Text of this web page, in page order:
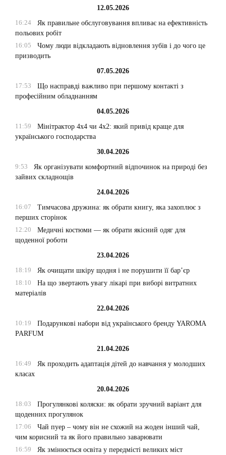
12.05.2026
16:24
Як правильне обслуговування впливає на ефективність
польових робіт
16:05
Чому люди відкладають відновлення зубів і до чого це
призводить
07.05.2026
17:53
Що насправді важливо при першому контакті з
професійним обладнанням
04.05.2026
11:59
Мінітрактор 4х4 чи 4х2: який привід краще для
українського господарства
30.04.2026
9:53
Як організувати комфортний відпочинок на природі без
зайвих складнощів
24.04.2026
16:07
Тимчасова дружина: як обрати книгу, яка захоплює з
перших сторінок
12:20
Медичні костюми — як обрати якісний одяг для
щоденної роботи
23.04.2026
18:19
Як очищати шкіру щодня і не порушити її бар’єр
18:10
На що звертають увагу лікарі при виборі витратних
матеріалів
22.04.2026
10:19
Подарункові набори від українського бренду YAROMA
PARFUM
21.04.2026
16:49
Як проходить адаптація дітей до навчання у молодших
класах
20.04.2026
18:03
Прогулянкові коляски: як обрати зручний варіант для
щоденних прогулянок
17:06
Чай пуер – чому він не схожий на жоден інший чай,
чим корисний та як його правильно заварювати
16:59
Як змінюється освіта у передмісті великих міст